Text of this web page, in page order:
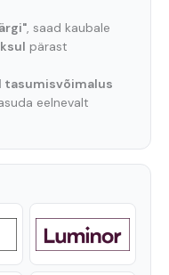
, saad kaubale
pärast
tasumisvõimalus
eelnevalt